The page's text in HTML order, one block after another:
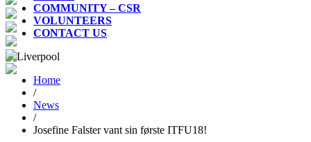
COMMUNITY – CSR
VOLUNTEERS
CONTACT US
Home
/
News
/
Josefine Falster vant sin første ITFU18!